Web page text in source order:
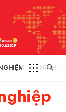
CHÍNH